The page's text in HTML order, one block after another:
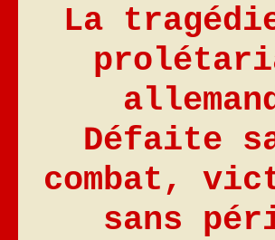
La
Défaite
combat,
sans